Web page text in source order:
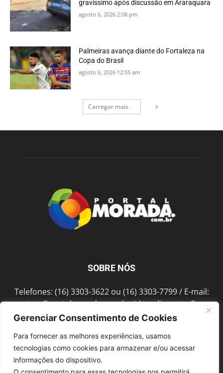
Gerenciar Consentimento de Cookies
Para fornecer as melhores experiências, usamos
tecnologias como cookies para armazenar e/ou acessar
informações do dispositivo.
gravíssimo após discussão em Araraquara
agosto 6, 2026 2:08 pm
Palmeiras avança diante do Fortaleza na
Copa do Brasil
agosto 6, 2026 12:55 am
Carregar mais
SOBRE NÓS
Telefones: (16) 3303-3622 ou (16) 3303-7799 / E-mail:
contato@portalmorada.com.br/ Atendimento: Seg a
Sex das 8h às 18h / Endereço: Av. Bento de Abreu, 889
SIGA-NOS